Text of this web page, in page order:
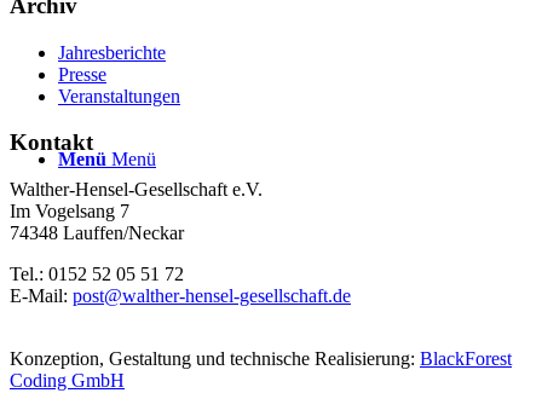
Menü Menü
Archiv
Jahresberichte
Presse
Veranstaltungen
Kontakt
Walther-Hensel-Gesellschaft e.V.
Im Vogelsang 7
74348 Lauffen/Neckar
Tel.: 0152 52 05 51 72
E-Mail: post@walther-hensel-gesellschaft.de
Konzeption, Gestaltung und technische Realisierung: BlackForest
Coding GmbH